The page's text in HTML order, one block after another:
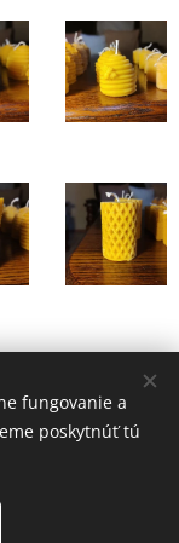
fungovanie a
poskytnúť tú